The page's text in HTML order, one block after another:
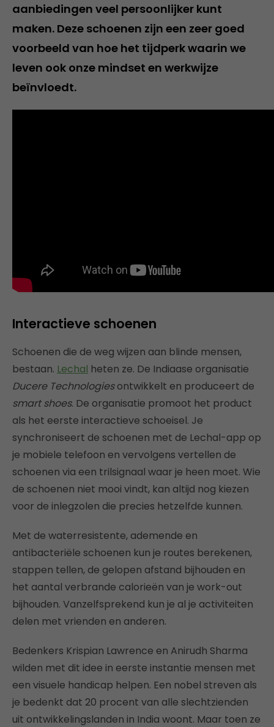
aanbiedingen veel persoonlijker kunt
maken. Deze schoenen zijn een zeer goed
voorbeeld van hoe het tijdperk waarin we
leven ook onze mindset en werkwijze
beïnvloedt.
Interactieve schoenen
Schoenen die de weg wijzen aan blinde mensen,
bestaan. Lechal heten ze. De Indiaase organisatie
Ducere Technologiesontwikkelt en produceert de
smart shoes. De organisatie promoot het product
als het eerste interactieve schoeisel. Je
synchroniseert de schoenen met de Lechal-app op
je mobiele telefoon en vervolgens vertellen de
schoenen via een trilsignaal waar je heen moet. Wie
de schoenen niet mooi vindt, kan altijd nog kiezen
voor de inlegzolen die precies hetzelfde kunnen.
Met de waterresistente, ademende en
antibacteriële schoenen kun je routes berekenen,
stappen tellen, de gelopen afstand bijhouden en
het aantal verbrande calorieën van je work-out
bijhouden. Vanzelfsprekend kun je al je activiteiten
delen met vrienden en anderen.
Bedenkers Krispian Lawrence en Anirudh Sharma
wilden met dit idee in eerste instantie mensen met
een visuele handicap helpen. Een nobel streven als
je bedenkt dat 20 procent van alle slechtzienden
uit ontwikkelingslanden in India woont. Maar toen ze